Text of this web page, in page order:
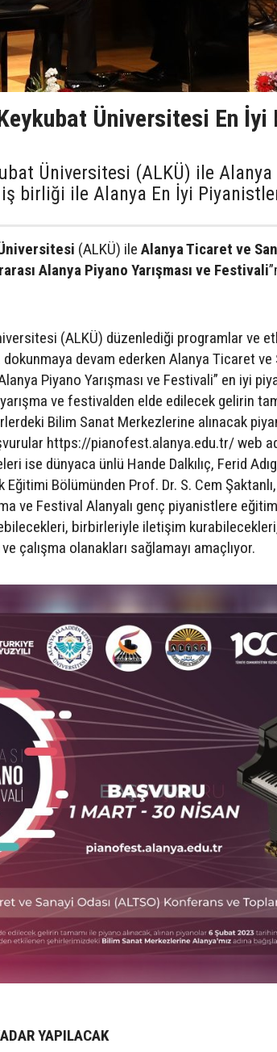
Üniversitesi En
Üniversitesi (ALKÜ) ile Alanya
iş birliği ile Alanya En İyi
(ALKÜ) ile Alanya Ticaret ve
Alanya Piyano Yarışması ve Festivali
(ALKÜ) düzenlediği programlar ve
devam ederken Alanya Ticaret ve
Piyano Yarışması ve Festivali” en iyi
ve festivalden elde edilecek gelirin
Bilim Sanat Merkezlerine alınacak
https://pianofest.alanya.edu.tr/ web
ise dünyaca ünlü Hande Dalkılıç, Ferid
Bölümünden Prof. Dr. S. Cem
ve Festival Alanyalı genç piyanistlere
birbirleriyle iletişim
çalışma olanakları sağlamayı amaçlıyor.
YAPILACAK